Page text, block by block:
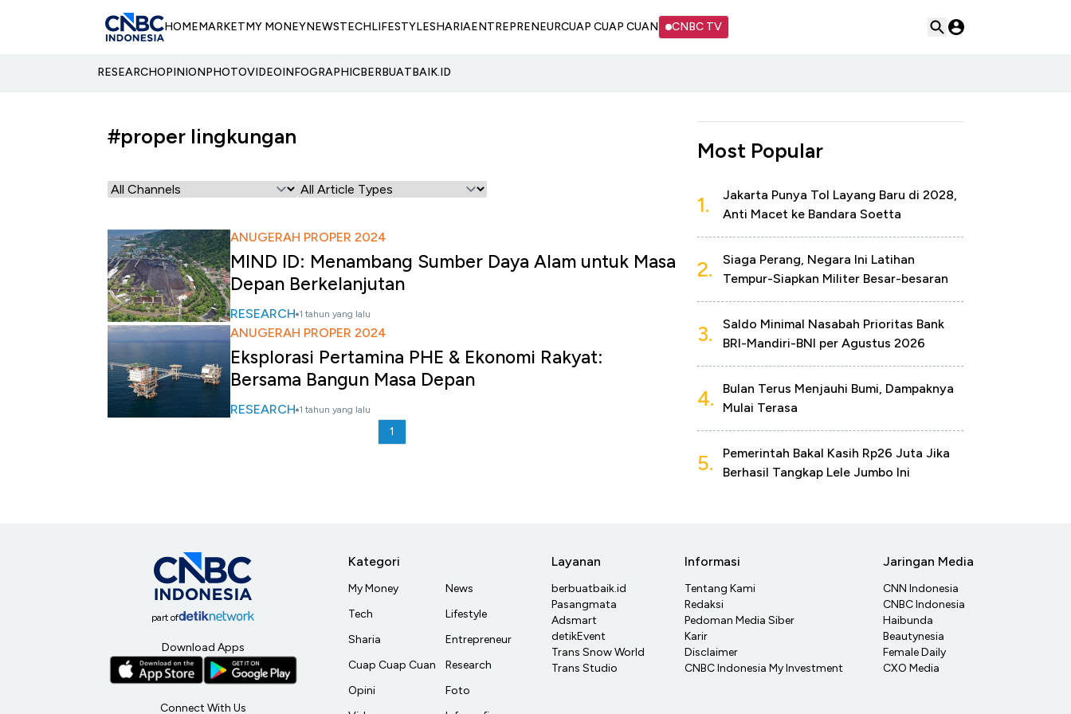
HOMEMARKETMY MONEYNEWSTECHLIFESTYLESHARIAENTREPRENEURCUAP CUAP CUAN CNBC TV
RESEARCHOPINIONPHOTOVIDEOINFOGRAPHICBERBUATBAIK.ID
#proper lingkungan
ANUGERAH PROPER 2024
MIND ID: Menambang Sumber Daya Alam untuk Masa
Depan Berkelanjutan
RESEARCH 1 tahun yang lalu
ANUGERAH PROPER 2024
Eksplorasi Pertamina PHE & Ekonomi Rakyat:
Bersama Bangun Masa Depan
RESEARCH 1 tahun yang lalu
1
Most Popular
1.
Jakarta Punya Tol Layang Baru di 2028,
Anti Macet ke Bandara Soetta
2.
Siaga Perang, Negara Ini Latihan
Tempur-Siapkan Militer Besar-besaran
3.
Saldo Minimal Nasabah Prioritas Bank
BRI-Mandiri-BNI per Agustus 2026
4.
Bulan Terus Menjauhi Bumi, Dampaknya
Mulai Terasa
5.
Pemerintah Bakal Kasih Rp26 Juta Jika
Berhasil Tangkap Lele Jumbo Ini
part of
Download Apps
Connect With Us
Kategori
My Money
Tech
Sharia
Cuap Cuap Cuan
Opini
News
Lifestyle
Entrepreneur
Research
Foto
Layanan
berbuatbaik.id
Pasangmata
Adsmart
detikEvent
Trans Snow World
Trans Studio
Informasi
Tentang Kami
Redaksi
Pedoman Media Siber
Karir
Disclaimer
CNBC Indonesia My Investment
Jaringan Media
CNN Indonesia
CNBC Indonesia
Haibunda
Beautynesia
Female Daily
CXO Media